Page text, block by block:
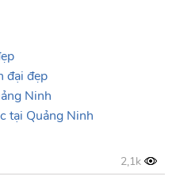
đại đẹp
Ninh
tại Quảng Ninh